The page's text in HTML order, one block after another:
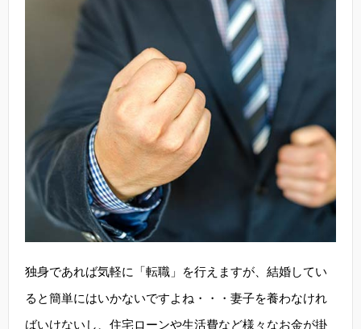
独身であれば気軽に「転職」を行えますが、結婚してい
ると簡単にはいかないですよね・・・妻子を養わなけれ
ばいけないし、住宅ローンや生活費など様々なお金が掛